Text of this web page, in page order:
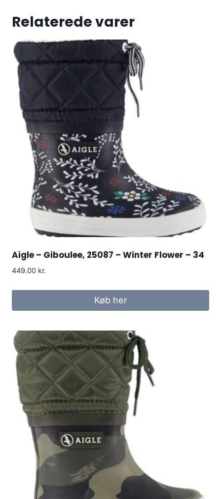
Relaterede varer
Aigle – Giboulee, 25087 – Winter Flower – 34
449.00 kr.
Køb her